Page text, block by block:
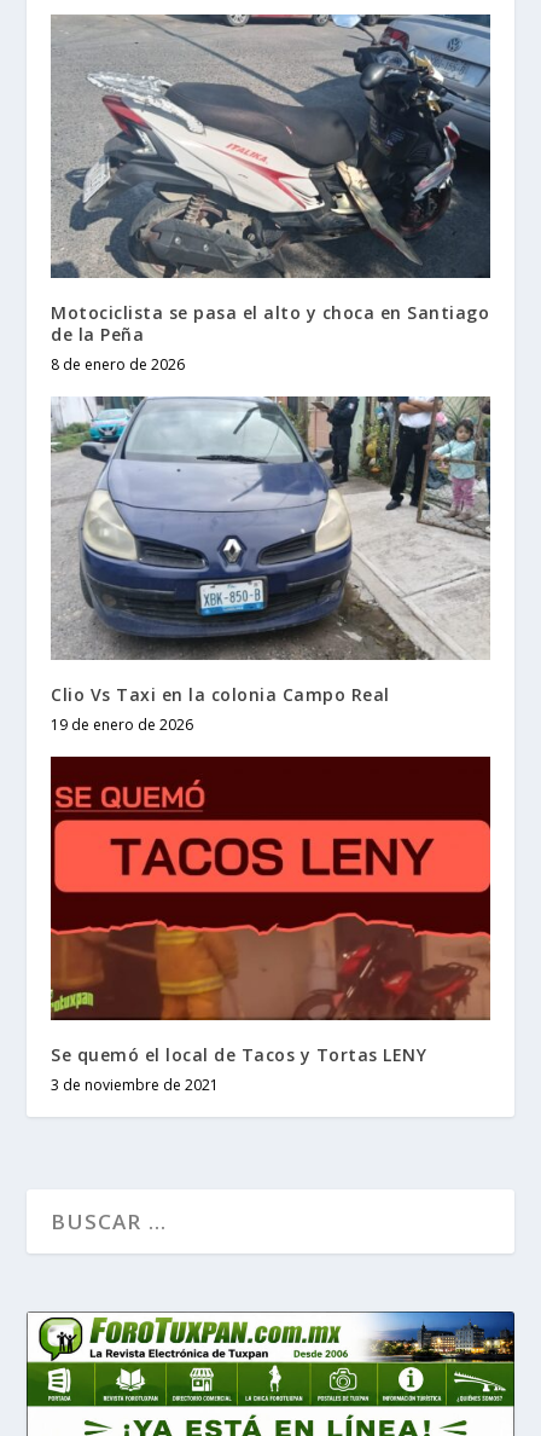
Motociclista se pasa el alto y choca en Santiago
de la Peña
8 de enero de 2026
Clio Vs Taxi en la colonia Campo Real
19 de enero de 2026
Se quemó el local de Tacos y Tortas LENY
3 de noviembre de 2021